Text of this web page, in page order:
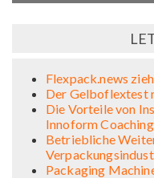
Flexpack.news
Der Gelboflextest
Die Vorteile von
Innoform Coaching
Betriebliche
Packaging